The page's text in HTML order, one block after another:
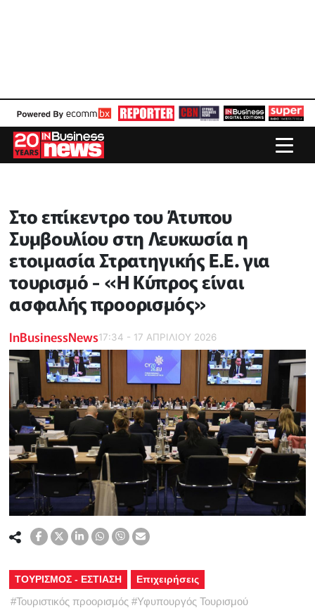
Στο επίκεντρο του Άτυπου
Συμβουλίου στη Λευκωσία η
ετοιμασία Στρατηγικής E.E. για
τουρισμό - «Η Κύπρος είναι
ασφαλής προορισμός»
InBusinessNews17:34 - 17 ΑΠΡΙΛΙΟΥ 2026
ΤΟΥΡΙΣΜΟΣ - ΕΣΤΙΑΣΗ Επιχειρήσεις
#Τουριστικός προορισμός #Υφυπουργός Τουρισμού